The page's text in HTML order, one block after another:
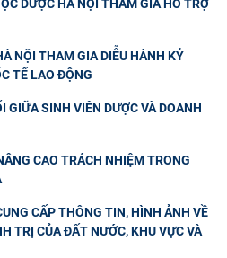
DƯỢC HÀ NỘI THAM GIA HỖ TRỢ
NỘI THAM GIA DIỄU HÀNH KỶ
TẾ LAO ĐỘNG
GIỮA SINH VIÊN DƯỢC VÀ DOANH
CAO TRÁCH NHIỆM TRONG
CẤP THÔNG TIN, HÌNH ẢNH VỀ
TRỊ CỦA ĐẤT NƯỚC, KHU VỰC VÀ